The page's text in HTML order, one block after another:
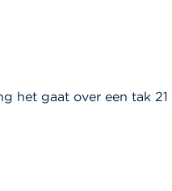
het gaat over een tak 21